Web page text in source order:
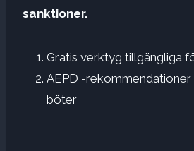
sanktioner.
Gratis verktyg tillgängliga
AEPD -
böter